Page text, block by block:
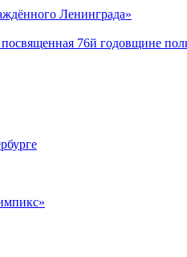
Ленинграда»
76й годовщине